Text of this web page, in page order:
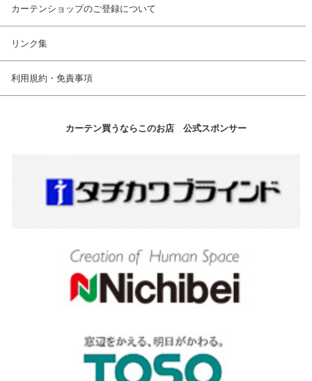
カーテンショップのご登録について
リンク集
利用規約・免責事項
カーテン買うならこのお店 公式スポンサー